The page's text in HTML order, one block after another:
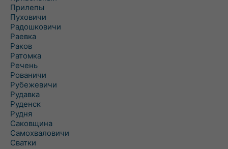
Прилепы
Пуховичи
Радошковичи
Раевка
Раков
Ратомка
Речень
Рованичи
Рубежевичи
Рудавка
Руденск
Рудня
Саковщина
Самохваловичи
Сватки